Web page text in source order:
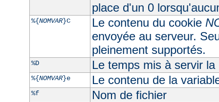
place d'un 0
%{NOMVAR}C Le contenu du cookie
envoyée au serveur.
pleinement supportés.
%D Le temps mis à servir
%{NOMVAR}e Le contenu de la
%f Nom de fichier